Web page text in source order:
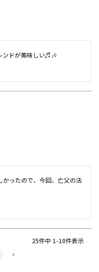
ンドが美味しい♬🎶
かったので、今回、亡父の法
25件中 1-10件表示